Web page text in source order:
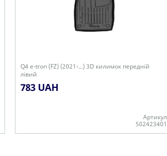
Q4 e-tron (FZ) (2021-...) 3D килимок передній
лівий
783 UAH
Артикул
502423401